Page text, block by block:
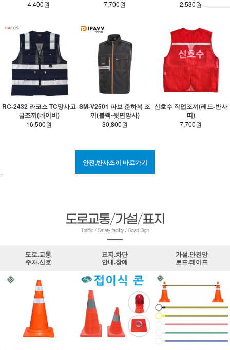
4,400원 7,700원 2,530원
RC-2432 라코스 TC망사고
급조끼(네이비)
16,500원
SM-V2501 파브 춘하복 조
끼(블랙-뒷면망사)
30,800원
신호수 작업조끼(레드-반사
띠)
7,700원
안전,반사조끼 바로가기
.
도로.교통
주차.신호
표지.차단
안내.장애
가설.안전망
로프.테이프